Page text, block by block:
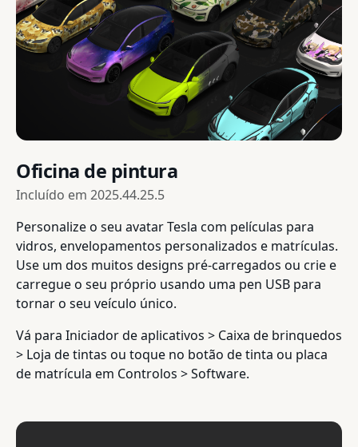
Oficina de pintura
Incluído em 2025.44.25.5
Personalize o seu avatar Tesla com películas para
vidros, envelopamentos personalizados e matrículas.
Use um dos muitos designs pré-carregados ou crie e
carregue o seu próprio usando uma pen USB para
tornar o seu veículo único.
Vá para Iniciador de aplicativos > Caixa de brinquedos
> Loja de tintas ou toque no botão de tinta ou placa
de matrícula em Controlos > Software.